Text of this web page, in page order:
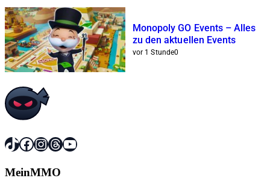
Monopoly GO Events – Alles
zu den aktuellen Events
vor 1 Stunde0
TikTok
Facebook
Instagram
Threads
YouTube
MeinMMO